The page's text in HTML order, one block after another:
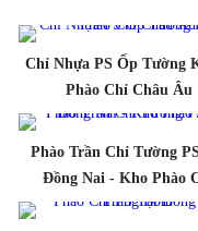
Chỉ Nhựa PS Ốp Tường
Phào Chỉ Châu Âu
Phào Trần Chỉ Tường
Đồng Nai - Kho Phào